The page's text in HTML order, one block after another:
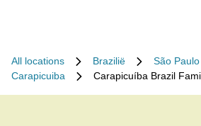
All locations Brazilië
São Paulo
Carapicuiba
Carapicuíba Brazil